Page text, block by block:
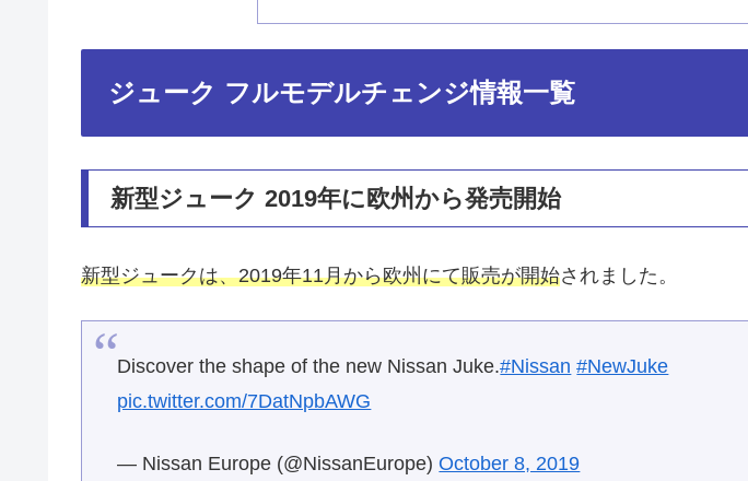
ジューク フルモデルチェンジ情報一覧
新型ジューク 2019年に欧州から発売開始
新型ジュークは、2019年11月から欧州にて販売が開始されました。
Discover the shape of the new Nissan Juke.#Nissan #NewJuke
pic.twitter.com/7DatNpbAWG
— Nissan Europe (@NissanEurope)October 8, 2019